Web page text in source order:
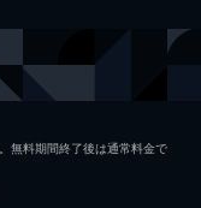
宮本侑芽
無料期間終了後は通常料金で